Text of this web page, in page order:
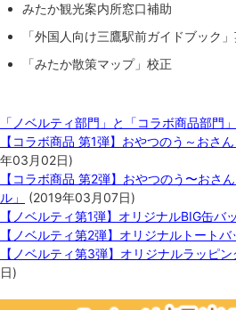
みたか観光案内所窓口補助
「外国人向け三鷹駅前ガイドブック
「みたか散策マップ」校正
「ノベルティ部門」と「コラボ商品部門
【コラボ商品 第1弾】おやつのう～おさ
年03月02日)
【コラボ商品 第2弾】おやつのう〜おさ
ル」
(2019年03月07日)
【ノベルティ第1弾】オリジナルBIG缶バ
【ノベルティ第2弾】オリジナルトートバ
【ノベルティ第3弾】オリジナルラッピ
日)